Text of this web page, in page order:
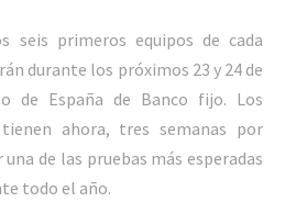
seis primeros equipos de cada
durante los próximos 23 y 24 de
de España de Banco fijo. Los
ahora, tres semanas por
de las pruebas más esperadas
todo el año.